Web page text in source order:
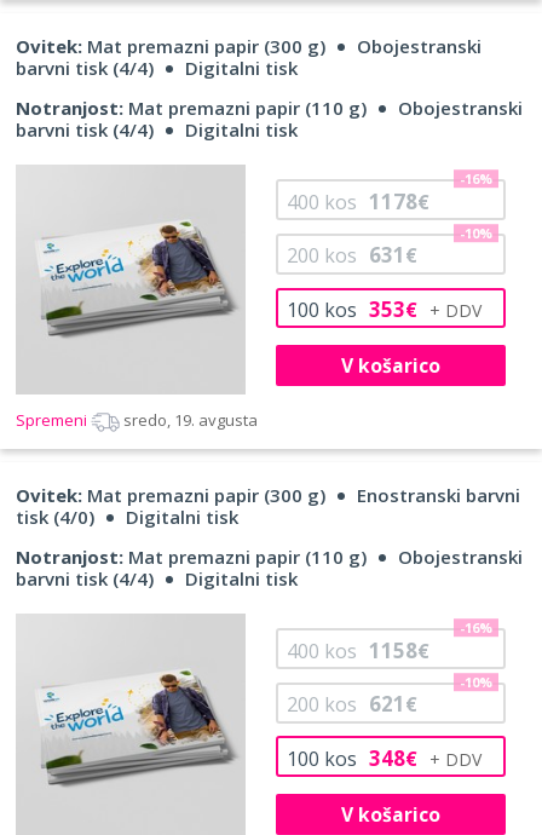
Ovitek: Mat premazni papir (300 g)
Obojestranski
barvni tisk (4/4)
Digitalni tisk
Notranjost: Mat premazni papir (110 g)
Obojestranski
barvni tisk (4/4)
Digitalni tisk
100 kos 353€
200 kos 631€
-10%
400 kos 1178€
-16%
V košarico
Spremeni sredo, 19. avgusta
Ovitek: Mat premazni papir (300 g)
Enostranski barvni
tisk (4/0)
Digitalni tisk
Notranjost: Mat premazni papir (110 g)
Obojestranski
barvni tisk (4/4)
Digitalni tisk
100 kos 348€
200 kos 621€
-10%
400 kos 1158€
-16%
V košarico